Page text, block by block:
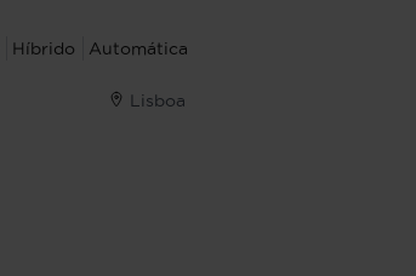
Híbrido Automática
Lisboa